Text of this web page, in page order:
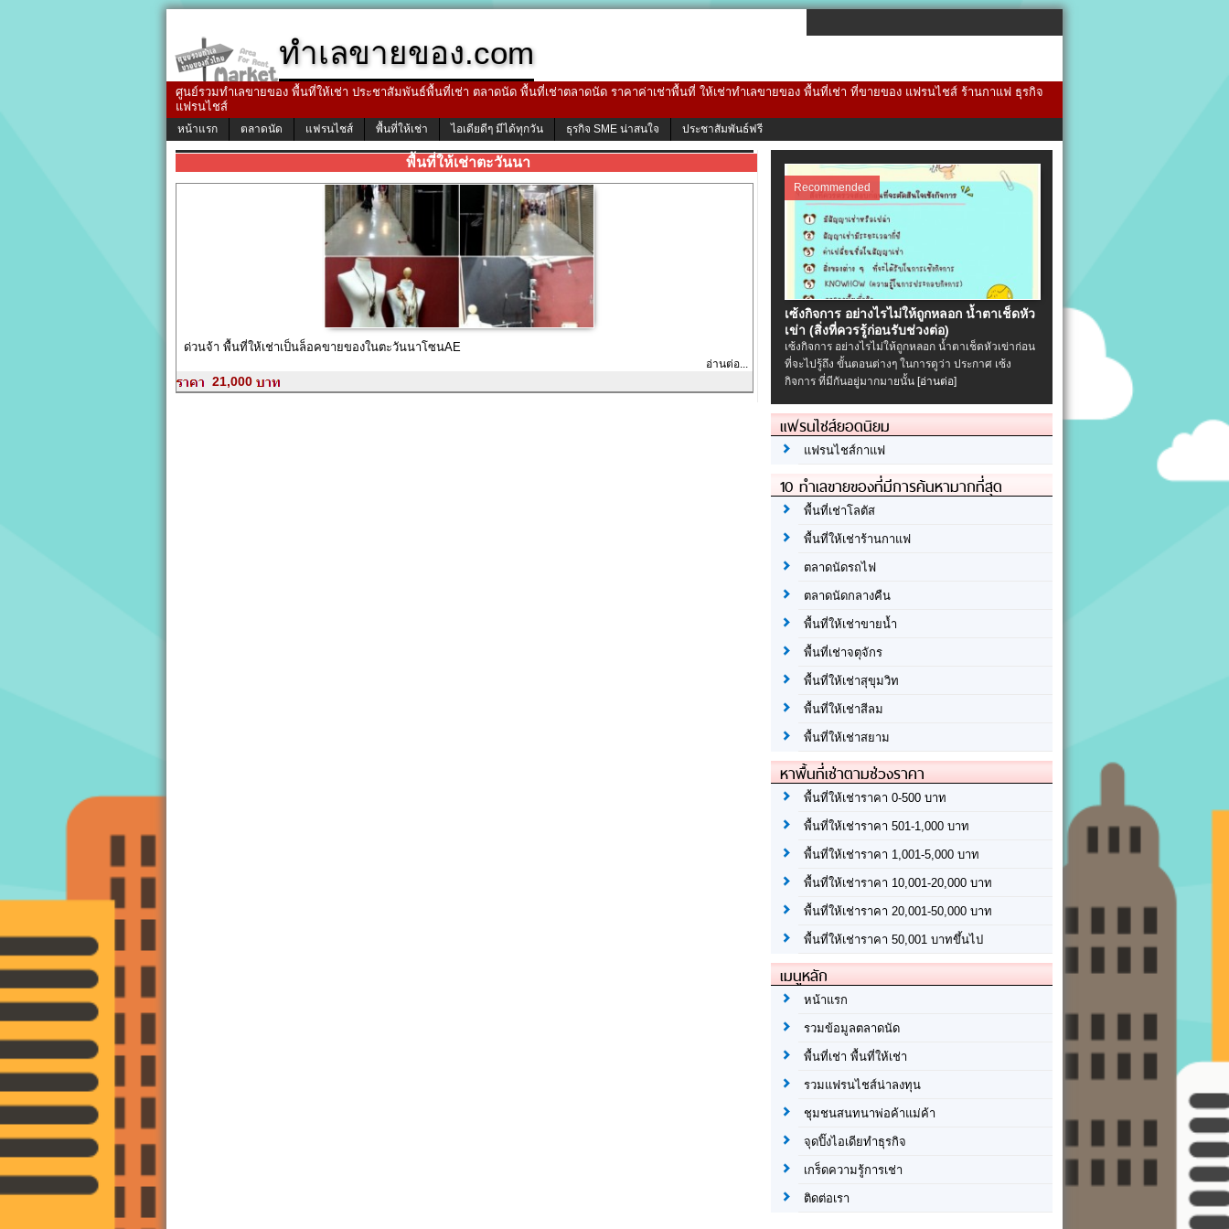
ทำเลขายของ.com
ศูนย์รวมทำเลขายของ พื้นที่ให้เช่า ประชาสัมพันธ์พื้นที่เช่า ตลาดนัด พื้นที่เช่าตลาดนัด ราคาค่าเช่าพื้นที่ ให้เช่าทำเลขายของ พื้นที่เช่า ที่ขายของ แฟรนไชส์ ร้านกาแฟ ธุรกิจ
แฟรนไชส์
หน้าแรก ตลาดนัด แฟรนไชส์ พื้นที่ให้เช่า ไอเดียดีๆ มีได้ทุกวัน ธุรกิจ SME น่าสนใจ ประชาสัมพันธ์ฟรี
พื้นที่ให้เช่าตะวันนา
ด่วนจ้า พื้นที่ให้เช่าเป็นล็อคขายของในตะวันนาโซนAE
อ่านต่อ...
21,000
Recommended
เซ้งกิจการ อย่างไรไม่ให้ถูกหลอก น้ำตาเช็ดหัว
เข่า (สิ่งที่ควรรู้ก่อนรับช่วงต่อ)
เซ้งกิจการ อย่างไรไม่ให้ถูกหลอก น้ำตาเช็ดหัวเข่าก่อน
ที่จะไปรู้ถึง ขั้นตอนต่างๆ ในการดูว่า ประกาศ เซ้ง
กิจการ ที่มีกันอยู่มากมายนั้น [อ่านต่อ]
แฟรนไชส์ยอดนิยม
แฟรนไชส์กาแฟ
10 ทำเลขายของที่มีการค้นหามากที่สุด
พื้นที่เช่าโลตัส
พื้นที่ให้เช่าร้านกาแฟ
ตลาดนัดรถไฟ
ตลาดนัดกลางคืน
พื้นที่ให้เช่าขายน้ำ
พื้นที่เช่าจตุจักร
พื้นที่ให้เช่าสุขุมวิท
พื้นที่ให้เช่าสีลม
พื้นที่ให้เช่าสยาม
หาพื้นที่เช่าตามช่วงราคา
พื้นที่ให้เช่าราคา 0-500 บาท
พื้นที่ให้เช่าราคา 501-1,000 บาท
พื้นที่ให้เช่าราคา 1,001-5,000 บาท
พื้นที่ให้เช่าราคา 10,001-20,000 บาท
พื้นที่ให้เช่าราคา 20,001-50,000 บาท
พื้นที่ให้เช่าราคา 50,001 บาทขึ้นไป
เมนูหลัก
หน้าแรก
รวมข้อมูลตลาดนัด
พื้นที่เช่า พื้นที่ให้เช่า
รวมแฟรนไชส์น่าลงทุน
ชุมชนสนทนาพ่อค้าแม่ค้า
จุดปิ๊งไอเดียทำธุรกิจ
เกร็ดความรู้การเช่า
ติดต่อเรา